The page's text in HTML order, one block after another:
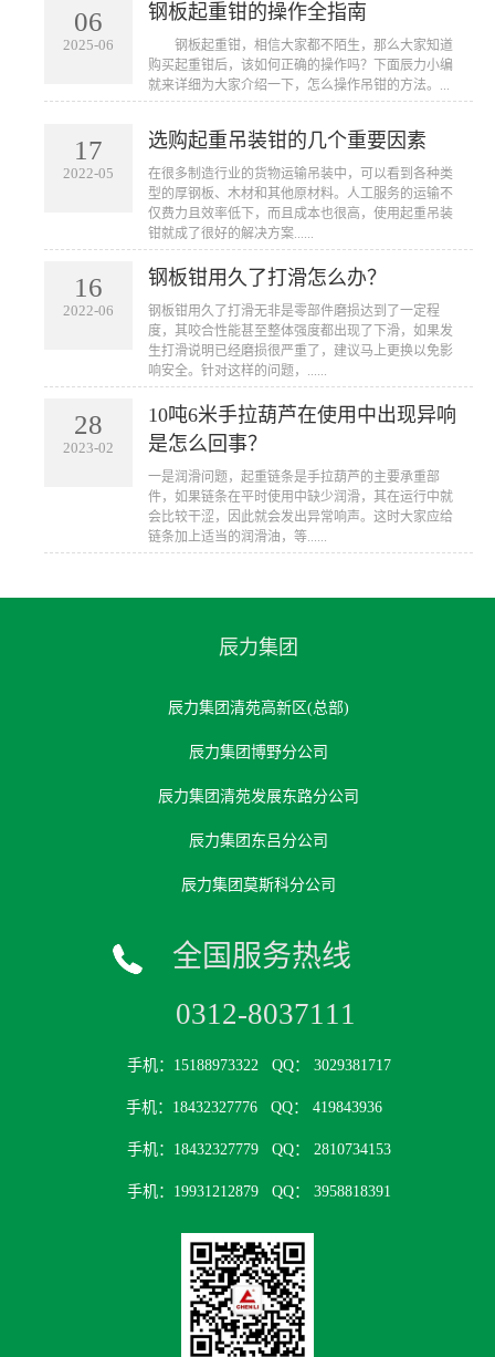
06
2025-06
钢板起重钳的操作全指南
​ 钢板起重钳，相信大家都不陌生，那么大家知道
购买起重钳后，该如何正确的操作吗？下面辰力小编
就来详细为大家介绍一下，怎么操作吊钳的方法。...
17
2022-05
选购起重吊装钳的几个重要因素
在很多制造行业的货物运输吊装中，可以看到各种类
型的厚钢板、木材和其他原材料。人工服务的运输不
仅费力且效率低下，而且成本也很高，使用起重吊装
钳就成了很好的解决方案......
16
2022-06
钢板钳用久了打滑怎么办？
钢板钳用久了打滑无非是零部件磨损达到了一定程
度，其咬合性能甚至整体强度都出现了下滑，如果发
生打滑说明已经磨损很严重了，建议马上更换以免影
响安全。针对这样的问题，......
28
2023-02
10吨6米手拉葫芦在使用中出现异响
是怎么回事？
一是润滑问题，起重链条是手拉葫芦的主要承重部
件，如果链条在平时使用中缺少润滑，其在运行中就
会比较干涩，因此就会发出异常响声。这时大家应给
链条加上适当的润滑油，等......
辰力集团
辰力集团清苑高新区(总部)
辰力集团博野分公司
辰力集团清苑发展东路分公司
辰力集团东吕分公司
辰力集团莫斯科分公司
全国服务热线
0312-8037111
手机：15188973322 QQ： 3029381717
手机：18432327776 QQ： 419843936
手机：18432327779QQ： 2810734153
手机：19931212879 QQ： 3958818391